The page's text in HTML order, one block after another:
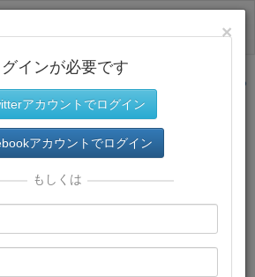
サイトトップに戻る
、教材がダウンロードでき、快適な動画
す。
×
グインが必要です
アカウントでログイン
アカウントでログイン
もしくは